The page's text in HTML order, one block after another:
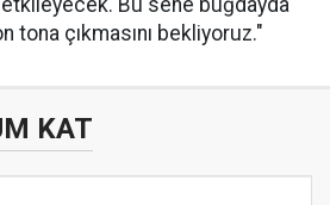
Bu sene buğdayda
tona çıkmasını bekliyoruz."
KAT